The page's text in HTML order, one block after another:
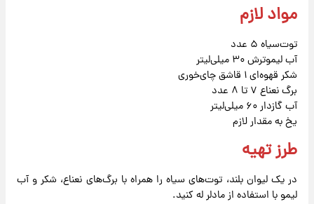
مواد لازم
توت‌سیاه ۵ عدد
آب لیموترش ۳۰ میلی‌لیتر
شکر قهوه‌ای ۱ قاشق چای‌خوری
برگ نعناع ۷ تا ۸ عدد
آب گازدار ۶۰ میلی‌لیتر
یخ به مقدار لازم
طرز تهیه
در یک لیوان بلند، توت‌های سیاه را همراه با برگ‌های نعناع، شکر و آب
لیمو با استفاده از مادلر له کنید.